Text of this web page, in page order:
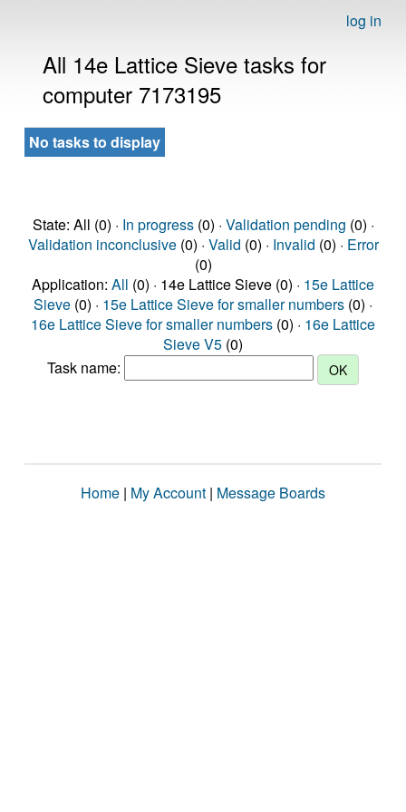
log in
All 14e Lattice Sieve tasks for
computer 7173195
No tasks to display
State: All (0) · In progress(0) · Validation pending (0) ·
Validation inconclusive(0) · Valid (0) · Invalid (0) · Error
(0)
Application: All (0) · 14e Lattice Sieve (0) · 15e Lattice
Sieve (0) · 15e Lattice Sieve for smaller numbers (0) ·
16e Lattice Sieve for smaller numbers (0) · 16e Lattice
Sieve V5 (0)
Task name:
Home | My Account | Message Boards